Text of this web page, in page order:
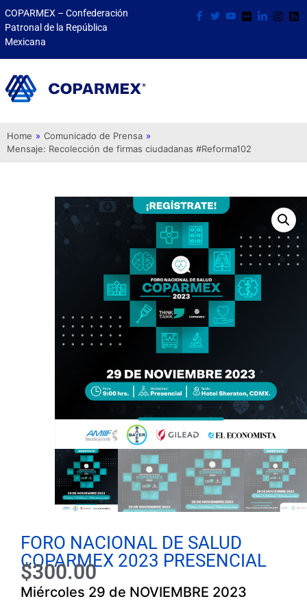
COPARMEX – Confederación
Patronal de la República
Mexicana
Home » Comunicado de Prensa »
Mensaje: Recolección de firmas ciudadanas #Reforma102
FORO NACIONAL DE SALUD
COPARMEX 2023 PRESENCIAL
$300.00
Miércoles 29 de NOVIEMBRE 2023